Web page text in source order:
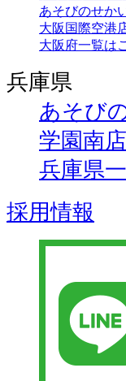
あそびのせか
大阪国際空港
大阪府一覧は
兵庫県
あそび
学園南店
兵庫県
採用情報